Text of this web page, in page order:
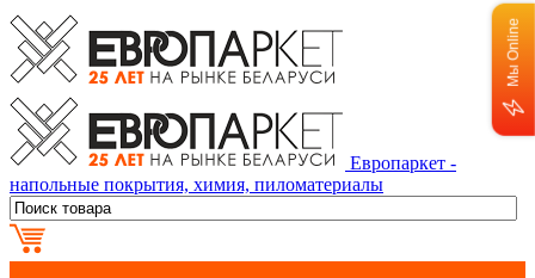
Европаркет -
напольные покрытия, химия, пиломатериалы
Мы Online